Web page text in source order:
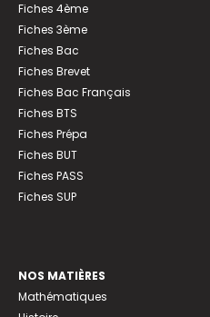
Fiches 4ème
Fiches 3ème
Fiches Bac
Fiches Brevet
Fiches Bac Français
Fiches BTS
Fiches Prépa
Fiches BUT
Fiches PASS
Fiches SUP
NOS MATIÈRES
Mathématiques